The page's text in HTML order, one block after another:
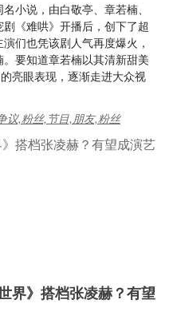
小说，由白敬亭、章若楠、
《难哄》开播后，创下了超
们也凭该剧人气再度爆火，
要知道章若楠以其清新甜美
亮眼表现，逐渐走进大众视
议,粉丝,节目,朋友,粉丝
界》搭档张凌赫？有望